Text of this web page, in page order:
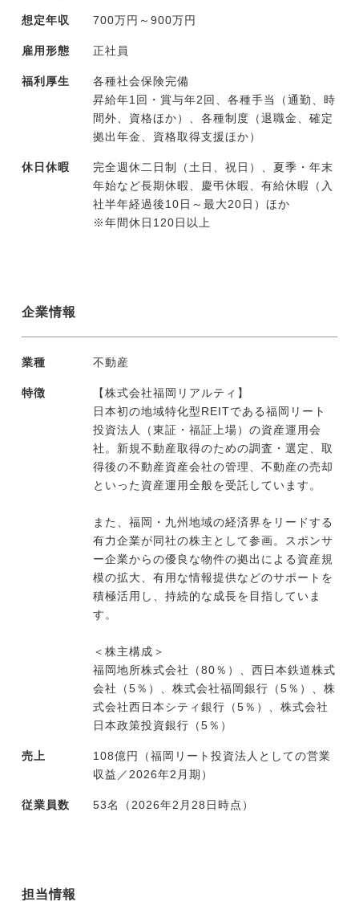
想定年収 700万円～900万円
雇用形態 正社員
福利厚生
各種社会保険完備
昇給年1回・賞与年2回、各種手当（通勤、時
間外、資格ほか）、各種制度（退職金、確定
拠出年金、資格取得支援ほか）
休日休暇
完全週休二日制（土日、祝日）、夏季・年末
年始など長期休暇、慶弔休暇、有給休暇（入
社半年経過後10日～最大20日）ほか
※年間休日120日以上
企業情報
業種 不動産
特徴
【株式会社福岡リアルティ】
日本初の地域特化型REITである福岡リート
投資法人（東証・福証上場）の資産運用会
社。新規不動産取得のための調査・選定、取
得後の不動産資産会社の管理、不動産の売却
といった資産運用全般を受託しています。
また、福岡・九州地域の経済界をリードする
有力企業が同社の株主として参画。スポンサ
ー企業からの優良な物件の拠出による資産規
模の拡大、有用な情報提供などのサポートを
積極活用し、持続的な成長を目指していま
す。
＜株主構成＞
福岡地所株式会社（80％）、西日本鉄道株式
会社（5％）、株式会社福岡銀行（5％）、株
式会社西日本シティ銀行（5％）、株式会社
日本政策投資銀行（5％）
売上
108億円（福岡リート投資法人としての営業
収益／2026年2月期）
従業員数 53名（2026年2月28日時点）
担当情報